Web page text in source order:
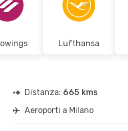
Lufthansa
Distanza: 665 kms
Aeroporti a Milano